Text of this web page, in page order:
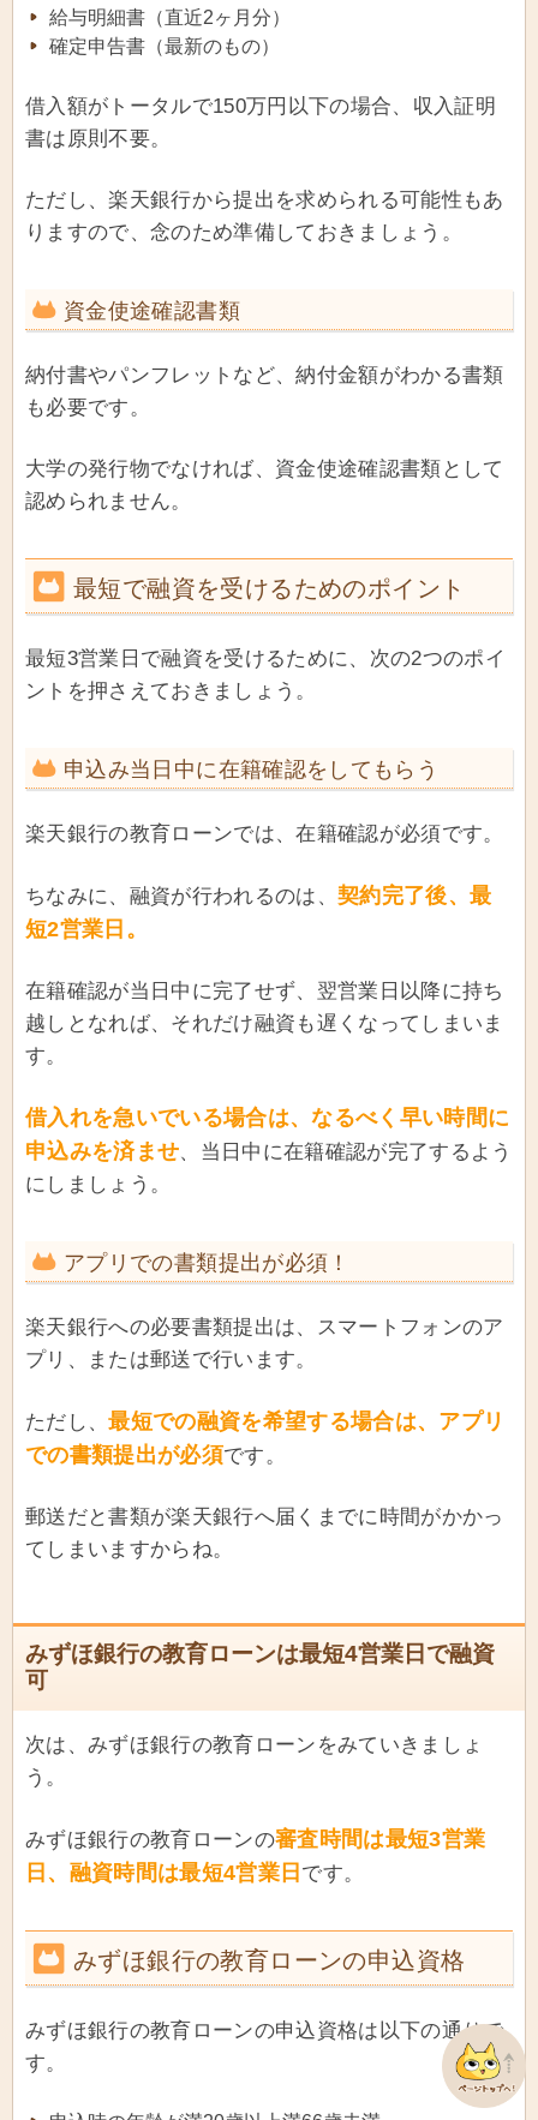
給与明細書（直近2ヶ月分）
確定申告書（最新のもの）
借入額がトータルで150万円以下の場合、収入証明
書は原則不要。
ただし、楽天銀行から提出を求められる可能性もあ
りますので、念のため準備しておきましょう。
資金使途確認書類
納付書やパンフレットなど、納付金額がわかる書類
も必要です。
大学の発行物でなければ、資金使途確認書類として
認められません。
最短で融資を受けるためのポイント
最短3営業日で融資を受けるために、次の2つのポイ
ントを押さえておきましょう。
申込み当日中に在籍確認をしてもらう
楽天銀行の教育ローンでは、在籍確認が必須です。
ちなみに、融資が行われるのは、契約完了後、最
短2営業日。
在籍確認が当日中に完了せず、翌営業日以降に持ち
越しとなれば、それだけ融資も遅くなってしまいま
す。
借入れを急いでいる場合は、なるべく早い時間に
申込みを済ませ、当日中に在籍確認が完了するよう
にしましょう。
アプリでの書類提出が必須！
楽天銀行への必要書類提出は、スマートフォンのア
プリ、または郵送で行います。
ただし、最短での融資を希望する場合は、アプリ
での書類提出が必須です。
郵送だと書類が楽天銀行へ届くまでに時間がかかっ
てしまいますからね。
みずほ銀行の教育ローンは最短4営業日で融資
可
次は、みずほ銀行の教育ローンをみていきましょ
う。
みずほ銀行の教育ローンの審査時間は最短3営業
日、融資時間は最短4営業日 です。
みずほ銀行の教育ローンの申込資格
みずほ銀行の教育ローンの申込資格は以下の通りで
す。